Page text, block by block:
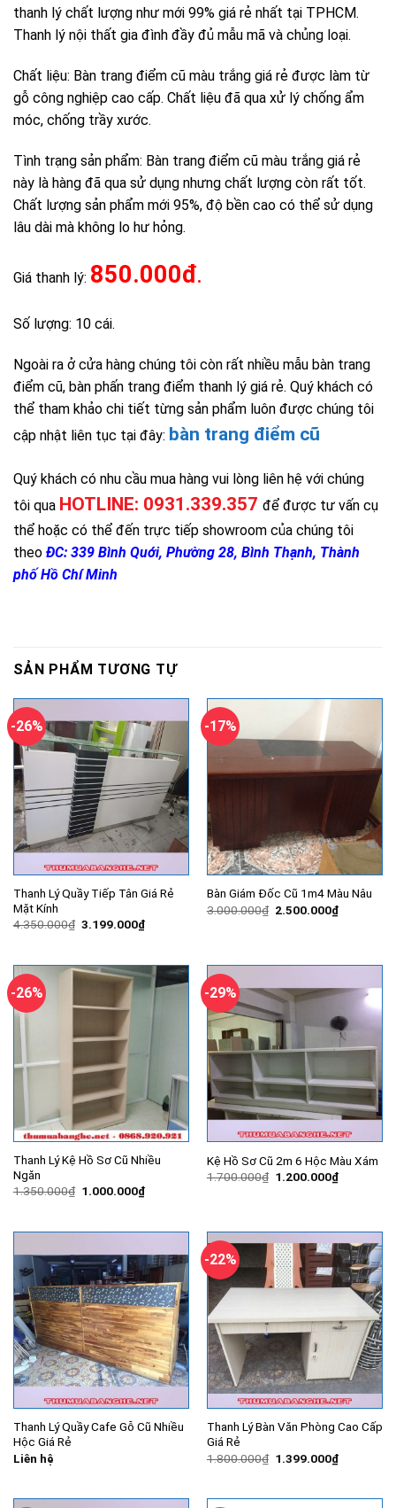
thanh lý chất lượng như mới 99% giá rẻ nhất tại TPHCM.
Thanh lý nội thất gia đình đầy đủ mẫu mã và chủng loại.
Chất liệu: Bàn trang điểm cũ màu trắng giá rẻ được làm từ
gỗ công nghiệp cao cấp. Chất liệu đã qua xử lý chống ẩm
móc, chống trầy xước.
Tình trạng sản phẩm: Bàn trang điểm cũ màu trắng giá rẻ
này là hàng đã qua sử dụng nhưng chất lượng còn rất tốt.
Chất lượng sản phẩm mới 95%, độ bền cao có thể sử dụng
lâu dài mà không lo hư hỏng.
Giá thanh lý: 850.000đ.
Số lượng: 10 cái.
Ngoài ra ở cửa hàng chúng tôi còn rất nhiều mẫu bàn trang
điểm cũ, bàn phấn trang điểm thanh lý giá rẻ. Quý khách có
thể tham khảo chi tiết từng sản phẩm luôn được chúng tôi
cập nhật liên tục tại đây: bàn trang điểm cũ
Quý khách có nhu cầu mua hàng vui lòng liên hệ với chúng
tôi qua HOTLINE: 0931.339.357 để được tư vấn cụ
thể hoặc có thể đến trực tiếp showroom của chúng tôi
theo ĐC: 339 Bình Quới, Phường 28, Bình Thạnh, Thành
phố Hồ Chí Minh
SẢN PHẨM TƯƠNG TỰ
-26%
Thanh Lý Quầy Tiếp Tân Giá Rẻ
Mặt Kính
4.350.000₫ Giá
3.199.000₫Giá
hiện
3.199.000₫.
-17%
Bàn Giám Đốc Cũ 1m4 Màu Nâu
3.000.000₫ Giá
2.500.000₫Giá
hiện
-26%
Thanh Lý Kệ Hồ Sơ Cũ Nhiều
Ngăn
1.350.000₫ Giá
1.000.000₫Giá
hiện
1.000.000₫.
-29%
Kệ Hồ Sơ Cũ 2m 6 Hộc Màu Xám
1.700.000₫ Giá
1.200.000₫Giá
hiện
Thanh Lý Quầy Cafe Gỗ Cũ Nhiều
Hộc Giá Rẻ
Liên hệ
-22%
Thanh Lý Bàn Văn Phòng Cao Cấp
Giá Rẻ
1.800.000₫ Giá
1.399.000₫Giá
hiện